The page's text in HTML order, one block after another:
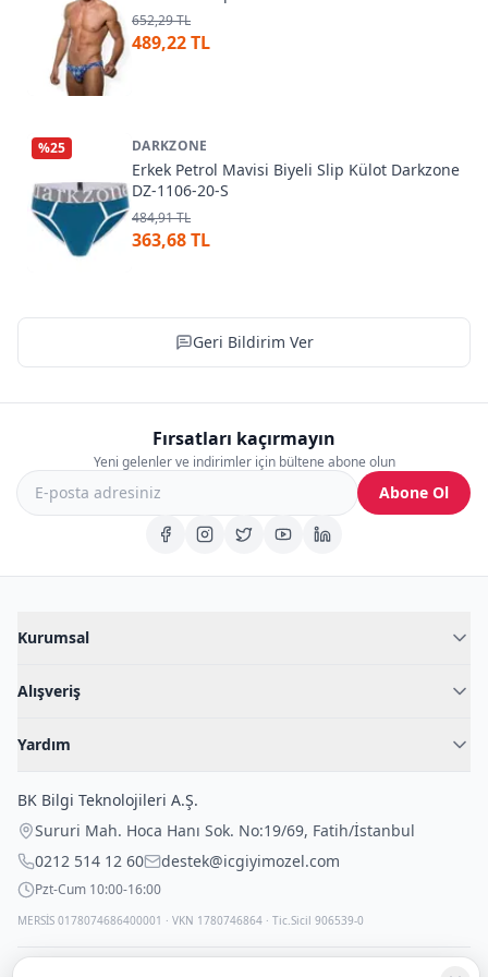
652,29 TL
489,22 TL
%25 DARKZONE
Erkek Petrol Mavisi Biyeli Slip Külot Darkzone
DZ-1106-20-S
484,91 TL
363,68 TL
Geri Bildirim Ver
Fırsatları kaçırmayın
Yeni gelenler ve indirimler için bültene abone olun
Abone Ol
Kurumsal
Blog
İç Giyim Rehberi
Alışveriş
Fantazi İç Giyim
Çocuk İç Giyim
Outlet Fırsatları
Yardım
İade Politikası
Gizli Paketleme
BK Bilgi Teknolojileri A.Ş.
Sururi Mah. Hoca Hanı Sok. No:19/69, Fatih/İstanbul
0212 514 12 60
destek@icgiyimozel.com
Pzt-Cum 10:00-16:00
MERSİS 0178074686400001 · VKN 1780746864 · Tic.Sicil 906539-0